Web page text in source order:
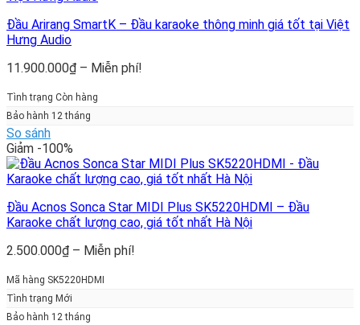
Đầu Arirang SmartK – Đầu karaoke thông minh giá tốt tại Việt
Hưng Audio
11.900.000₫ – Miễn phí!
phí!
Tình trạng Còn hàng
Bảo hành 12 tháng
So sánh
Giảm -100%
Đầu Acnos Sonca Star MIDI Plus SK5220HDMI – Đầu
Karaoke chất lượng cao, giá tốt nhất Hà Nội
2.500.000₫ – Miễn phí!
Mã hàng SK5220HDMI
Tình trạng Mới
Bảo hành 12 tháng